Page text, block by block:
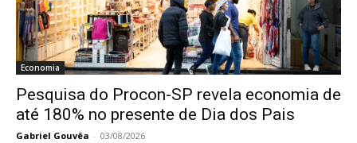
Economia
Pesquisa do Procon-SP revela economia de
até 180% no presente de Dia dos Pais
Gabriel Gouvêa - 03/08/2026